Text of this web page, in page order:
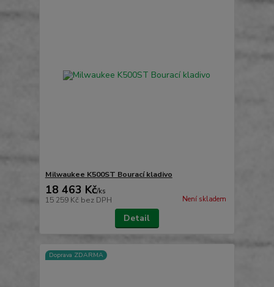
Milwaukee K500ST Bourací kladivo
18 463 Kč/ks
15 259 Kč bez DPH Není skladem
Detail
Doprava ZDARMA